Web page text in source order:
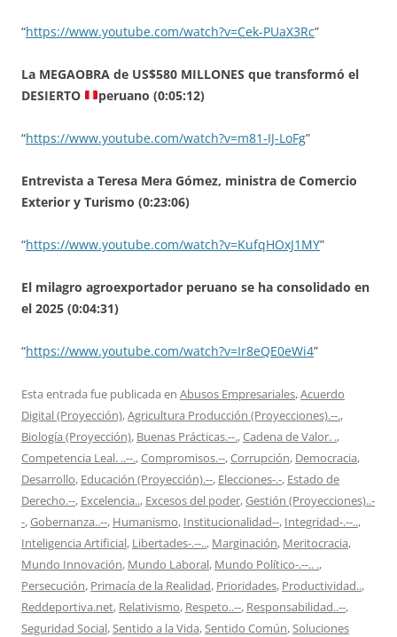
“https://www.youtube.com/watch?v=Cek-PUaX3Rc”
La MEGAOBRA de US$580 MILLONES que transformó el
DESIERTO
peruano (0:05:12)
“https://www.youtube.com/watch?v=m81-IJ-LoFg”
Entrevista a Teresa Mera Gómez, ministra de Comercio
Exterior y Turismo (0:23:06)
“https://www.youtube.com/watch?v=KufqHOxJ1MY”
El milagro agroexportador peruano se ha consolidado en
el 2025 (0:04:31)
“https://www.youtube.com/watch?v=Ir8eQE0eWi4”
Esta entrada fue publicada en Abusos Empresariales,Acuerdo
Digital (Proyección),Agricultura Producción (Proyecciones).--.,
Biología (Proyección), Buenas Prácticas.--.,Cadena de Valor. .,
Competencia Leal. ..--.,Compromisos.--,Corrupción, Democracia,
Desarrollo, Educación (Proyección).--, Elecciones-.-, Estado de
Derecho.--, Excelencia.., Excesos del poder,Gestión (Proyecciones)..-
-,Gobernanza..--, Humanismo, Institucionalidad--, Integridad-.--..,
Inteligencia Artificial, Libertades-.--.., Marginación, Meritocracia,
Mundo Innovación, Mundo Laboral, Mundo Político-.--.. .,
Persecución, Primacía de la Realidad, Prioridades, Productividad..,
Reddeportiva.net, Relativismo, Respeto..--, Responsabilidad..--,
Seguridad Social,Sentido a la Vida,Sentido Común,Soluciones